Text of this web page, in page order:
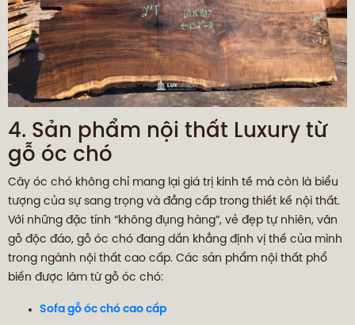
4. Sản phẩm nội thất Luxury từ
gỗ óc chó
Cây óc chó không chỉ mang lại giá trị kinh tế mà còn là biểu
tượng của sự sang trọng và đẳng cấp trong thiết kế nội thất.
Với những đặc tính “không đụng hàng”, vẻ đẹp tự nhiên, vân
gỗ độc đáo, gỗ óc chó đang dần khẳng định vị thế của mình
trong ngành nội thất cao cấp. Các sản phẩm nội thất phổ
biến được làm từ gỗ óc chó:
Sofa gỗ óc chó cao cấp